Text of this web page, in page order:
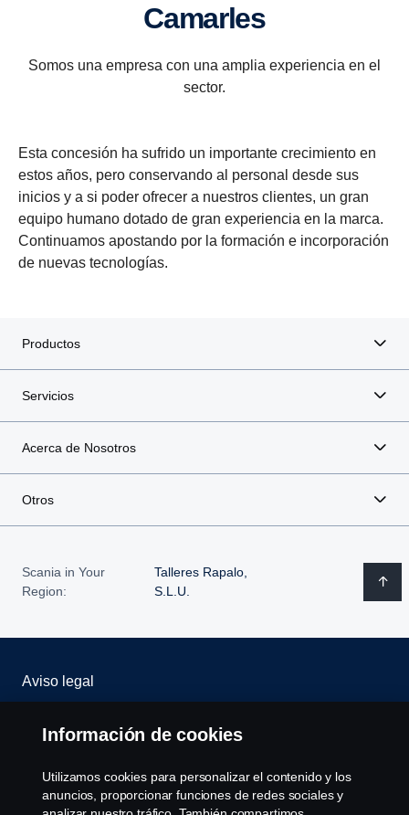
camarles
Somos una empresa con una amplia experiencia en el
sector.
Esta concesión ha sufrido un importante crecimiento en
estos años, pero conservando al personal desde sus
inicios y a si poder ofrecer a nuestros clientes, un gran
equipo humano dotado de gran experiencia en la marca.
Continuamos apostando por la formación e incorporación
de nuevas tecnologías.
Productos
Servicios
Acerca de Nosotros
Otros
Scania in Your
Region:
Talleres Rapalo,
S.L.U.
Aviso legal
Declaración de privacidad
Trabaja con nosotros
Información de cookies
Utilizamos cookies para personalizar el contenido y los
anuncios, proporcionar funciones de redes sociales y